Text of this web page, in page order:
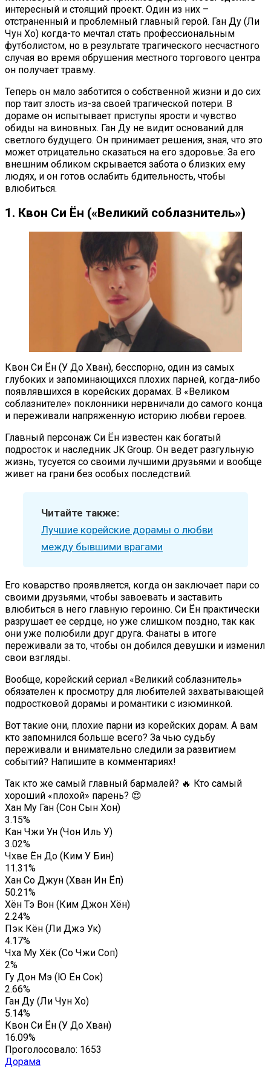
интересный и стоящий проект. Один из них –
отстраненный и проблемный главный герой. Ган Ду (Ли
Чун Хо) когда-то мечтал стать профессиональным
футболистом, но в результате трагического несчастного
случая во время обрушения местного торгового центра
он получает травму.
Теперь он мало заботится о собственной жизни и до сих
пор таит злость из-за своей трагической потери. В
дораме он испытывает приступы ярости и чувство
обиды на виновных. Ган Ду не видит оснований для
светлого будущего. Он принимает решения, зная, что это
может отрицательно сказаться на его здоровье. За его
внешним обликом скрывается забота о близких ему
людях, и он готов ослабить бдительность, чтобы
влюбиться.
1. Квон Си Ён («Великий соблазнитель»)
Квон Си Ён (У До Хван), бесспорно, один из самых
глубоких и запоминающихся плохих парней, когда-либо
появлявшихся в корейских дорамах. В «Великом
соблазнителе» поклонники нервничали до самого конца
и переживали напряженную историю любви героев.
Главный персонаж Си Ён известен как богатый
подросток и наследник JK Group. Он ведет разгульную
жизнь, тусуется со своими лучшими друзьями и вообще
живет на грани без особых последствий.
Читайте также:
Лучшие корейские дорамы о любви
между бывшими врагами
Его коварство проявляется, когда он заключает пари со
своими друзьями, чтобы завоевать и заставить
влюбиться в него главную героиню. Си Ён практически
разрушает ее сердце, но уже слишком поздно, так как
они уже полюбили друг друга. Фанаты в итоге
переживали за то, чтобы он добился девушки и изменил
свои взгляды.
Вообще, корейский сериал «Великий соблазнитель»
обязателен к просмотру для любителей захватывающей
подростковой дорамы и романтики с изюминкой.
Вот такие они, плохие парни из корейских дорам. А вам
кто запомнился больше всего? За чью судьбу
переживали и внимательно следили за развитием
событий? Напишите в комментариях!
Так кто же самый главный бармалей? 🔥 Кто самый
хороший «плохой» парень? 😍
Хан Му Ган (Сон Сын Хон)
3.15%
Кан Чжи Ун (Чон Иль У)
3.02%
Чхве Ён До (Ким У Бин)
11.31%
Хан Со Джун (Хван Ин Ёп)
50.21%
Хён Тэ Вон (Ким Джон Хён)
2.24%
Пэк Кён (Ли Джэ Ук)
4.17%
Чха Му Хёк (Со Чжи Соп)
2%
Гу Дон Мэ (Ю Ён Сок)
2.66%
Ган Ду (Ли Чун Хо)
5.14%
Квон Си Ён (У До Хван)
16.09%
Проголосовало: 1653
Дорама